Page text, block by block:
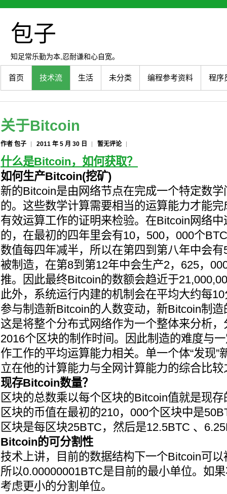
包子
知足常乐勤为本,忍耐谦和心自宽。
首页 技术流 生活 未分类 编程参考资料 程序
关于Bitcoin
作者 包子 2011 年 5 月 30 日 暂无评论
什么是Bitcoin，如何获取？
如何生产Bitcoin(挖矿)
新的Bitcoin是由网络节点在完成一个特定数
的。这些数学计算需要相当的运算能力才能
有效运算工作的证明来检验。在Bitcoin网络
的，在最初的四年里会有10，500，000个
数值每四年减半，所以在第四到第八年中会
被制造，在第8到第12年中会生产2，625，
推。因此最终Bitcoin的数额会趋近于
此外，系统运行内建的机制会在平均大约每
参与制造新Bitcoin的人数变动，新Bitcoin制
这是将整个分布式网络作为一个整体来分析
2016个区块的制作时间。因此制造的难度与
作工作的平均运算能力相关。单一个体“发现”
立在他的计算能力与全网计算能力的综合比较
现存Bitcoin数量？
区块的总数乘以每个区块的Bitcoin值就是现
区块的币值在最初的210，000个区块中是
区块是每区块25BTC，然后是12.5BTC 、
Bitcoin的可分割性
技术上讲，目前的数据结构下一个Bitcoin可
所以0.00000001BTC是目前的最小单位。如
考虑更小的分割单位。